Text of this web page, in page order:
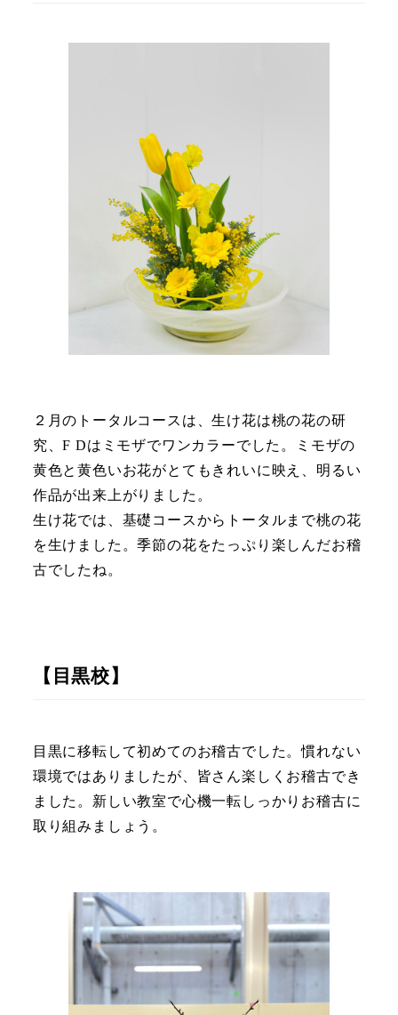
２月のトータルコースは、生け花は桃の花の研
究、F Dはミモザでワンカラーでした。ミモザの
黄色と黄色いお花がとてもきれいに映え、明るい
作品が出来上がりました。
生け花では、基礎コースからトータルまで桃の花
を生けました。季節の花をたっぷり楽しんだお稽
古でしたね。
【目黒校】
目黒に移転して初めてのお稽古でした。慣れない
環境ではありましたが、皆さん楽しくお稽古でき
ました。新しい教室で心機一転しっかりお稽古に
取り組みましょう。